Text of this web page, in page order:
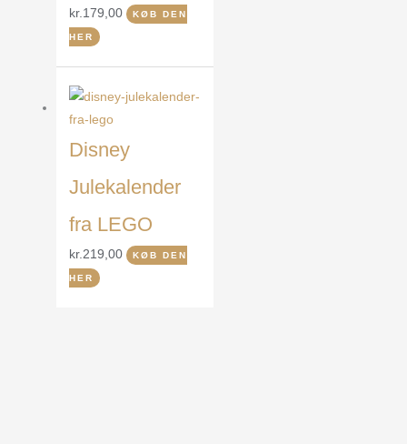
kr.179,00 KØB DEN
HER
Disney
Julekalender
fra LEGO
kr.219,00 KØB DEN
HER